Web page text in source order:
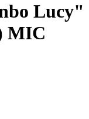
Lucy"
MIC